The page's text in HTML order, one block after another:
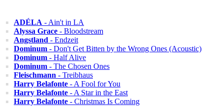
ADÉLA - Ain't in LA
Alyssa Grace - Bloodstream
Angstland - Endzeit
Dominum - Don't Get Bitten by the Wrong Ones (Acoustic)
Dominum - Half Alive
Dominum - The Chosen Ones
Fleischmann - Treibhaus
Harry Belafonte - A Fool for You
Harry Belafonte - A Star in the East
Harry Belafonte - Christmas Is Coming